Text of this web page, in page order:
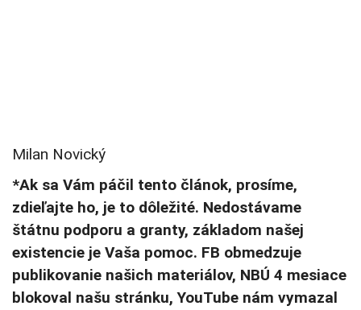
Milan Novický
*Ak sa Vám páčil tento článok, prosíme,
zdieľajte ho, je to dôležité. Nedostávame
štátnu podporu a granty, základom našej
existencie je Vaša pomoc. FB obmedzuje
publikovanie našich materiálov, NBÚ 4 mesiace
blokoval našu stránku, YouTube nám vymazal